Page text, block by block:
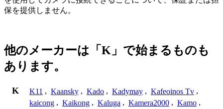
保を提供しません。
他のメーカーは「K」で始まるものも
あります。
K K11 , Kaansky , Kado , Kadymay , Kafeoinos Tv ,
kaicong , Kaikong , Kaluga , Kamera2000 , Kamo ,